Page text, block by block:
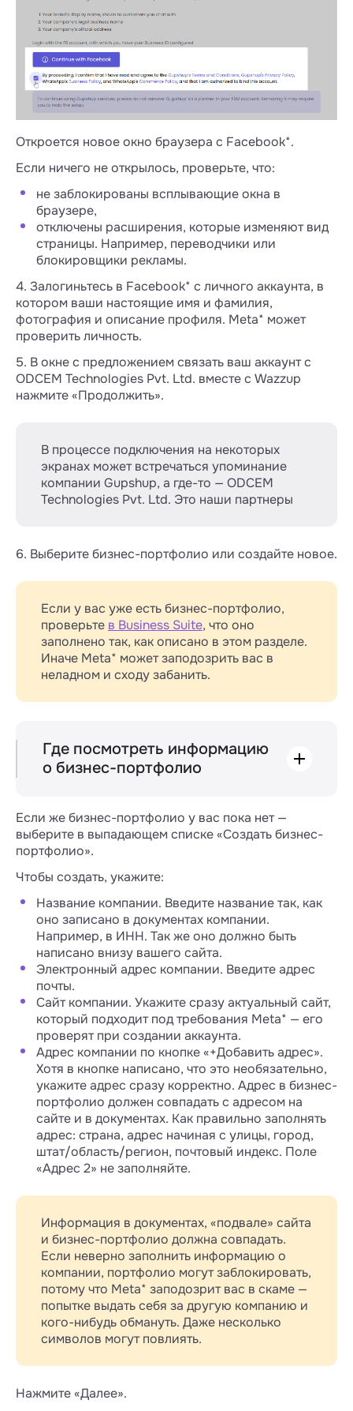
Откроется новое окно браузера с Facebook*.
Если ничего не открылось, проверьте, что:
не заблокированы всплывающие окна в
браузере,
отключены расширения, которые изменяют вид
страницы. Например, переводчики или
блокировщики рекламы.
4. Залогиньтесь в Facebook* с личного аккаунта, в
котором ваши настоящие имя и фамилия,
фотография и описание профиля. Meta* может
проверить личность.
5. В окне с предложением связать ваш аккаунт с
ODCEM Technologies Pvt. Ltd. вместе с Wazzup
нажмите «Продолжить».
В процессе подключения на некоторых
экранах может встречаться упоминание
компании Gupshup, а где-то — ODCEM
Technologies Pvt. Ltd. Это наши партнеры
6. Выберите бизнес-портфолио или создайте новое.
Если у вас уже есть бизнес-портфолио,
проверьте в Business Suite, что оно
заполнено так, как описано в этом разделе.
Иначе Meta* может заподозрить вас в
неладном и сходу забанить.
Где посмотреть информацию
о бизнес-портфолио
2. Слева вверху в выпадающем списке с
бизнес-портфолио кликните на шестеренку
в строке с нужным портфолио → откроются
настройки компании.
3. Кликните «Информация о компании».
Если нужно что-то исправить, кликните
«Редактировать» напротив сведений о
компании.
Если же бизнес-портфолио у вас пока нет —
выберите в выпадающем списке «Создать бизнес-
портфолио».
Чтобы создать, укажите:
Название компании. Введите название так, как
оно записано в документах компании.
Например, в ИНН. Так же оно должно быть
написано внизу вашего сайта.
Электронный адрес компании. Введите адрес
почты.
Сайт компании. Укажите сразу актуальный сайт,
который подходит под требования Meta* — его
проверят при создании аккаунта.
Адрес компании по кнопке «+Добавить адрес».
Хотя в кнопке написано, что это необязательно,
укажите адрес сразу корректно. Адрес в бизнес-
портфолио должен совпадать с адресом на
сайте и в документах. Как правильно заполнять
адрес: страна, адрес начиная с улицы, город,
штат/область/регион, почтовый индекс. Поле
«Адрес 2» не заполняйте.
Информация в документах, «подвале» сайта
и бизнес-портфолио должна совпадать.
Если неверно заполнить информацию о
компании, портфолио могут заблокировать,
потому что Meta* заподозрит вас в скаме —
попытке выдать себя за другую компанию и
кого-нибудь обмануть. Даже несколько
символов могут повлиять.
Нажмите «Далее».